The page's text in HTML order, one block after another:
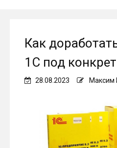
Как
1С под
28.08.2023 Максим